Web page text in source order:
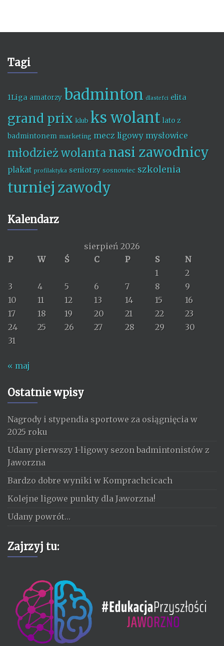
Tagi
1Liga amatorzy badminton dlastefci elita
grand prix klub ks wolant lato z
badmintonem marketing mecz ligowy mysłowice
młodzież wolanta nasi zawodnicy
plakat profilaktyka seniorzy sosnowiec szkolenia
turniej zawody
Kalendarz
sierpień 2026
P
W Ś C P S
N
1
2
3
4 5 6 7 8
9
10
11 12 13 14 15
16
17
18 19 20 21 22
23
24
25 26 27 28 29
30
31
« maj
Ostatnie wpisy
Nagrody i stypendia sportowe za osiągnięcia w
2025 roku
Udany pierwszy 1-ligowy sezon badmintonistów z
Jaworzna
Bardzo dobre wyniki w Komprachcicach
Kolejne ligowe punkty dla Jaworzna!
Udany powrót…
Zajrzyj tu: